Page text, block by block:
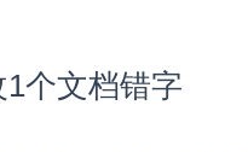
个文档错字